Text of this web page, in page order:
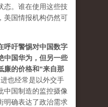
态。谁在使用这些技
美国情报机构仍然可
呼吁警惕对中国数字
中国华为，但另一些
廉的价格和“来自那
也经常是以外交手
中国制造的监控摄像
明确表达了政治需求